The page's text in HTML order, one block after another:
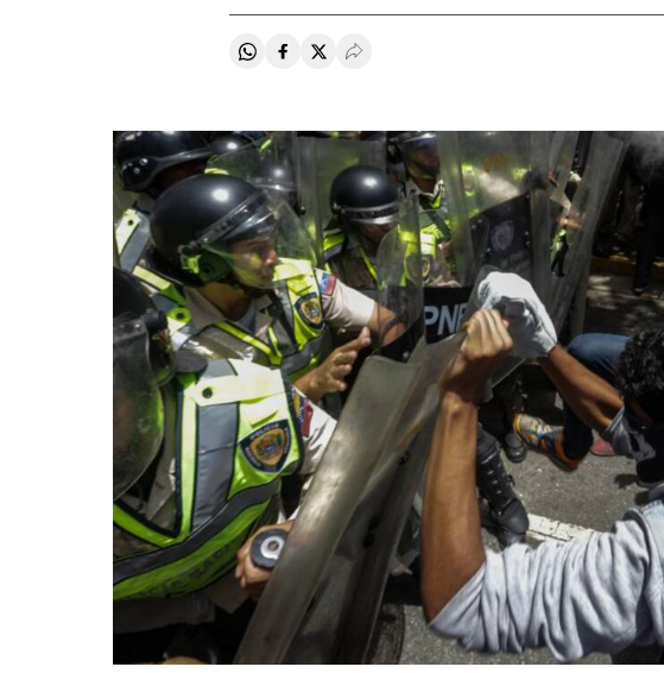
Compartir en Whatsapp
Compartir en Facebook
Compartir en Twitter
Desplegar Redes Sociales